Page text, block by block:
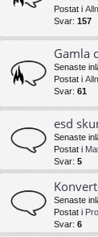
Postat i
Svar: 157
Gamla
Senaste
Postat i
Svar: 61
esd
Senaste
Postat i
Svar: 5
Senaste
Postat i
Svar: 6